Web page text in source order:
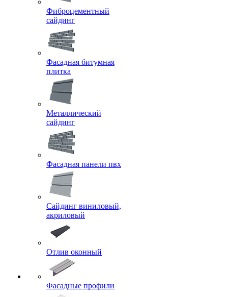
Фиброцементный
сайдинг
Фасадная битумная
плитка
Металлический
сайдинг
Фасадная панели пвх
Сайдинг виниловый,
акриловый
Отлив оконный
Фасадные профили